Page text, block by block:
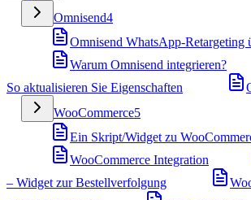
Omnisend4
Omnisend WhatsApp-Retargeting
Warum Omnisend integrieren?
So aktualisieren Sie Eigenschaften
WooCommerce5
Ein Skript/Widget zu
WooCommerce Integration
– Widget zur Bestellverfolgung